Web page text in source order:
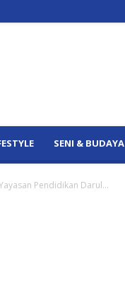
SENI & BUDAYA
Pendidikan Darul...